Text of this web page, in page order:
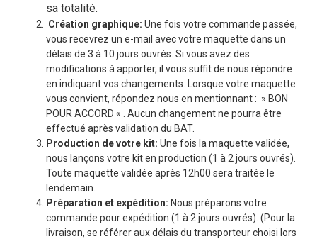
sa totalité.
Création graphique: Une fois votre commande passée,
vous recevrez un e-mail avec votre maquette dans un
délais de 3 à 10 jours ouvrés. Si vous avez des
modifications à apporter, il vous suffit de nous répondre
en indiquant vos changements. Lorsque votre maquette
vous convient, répondez nous en mentionnant : » BON
POUR ACCORD « . Aucun changement ne pourra être
effectué après validation du BAT.
Production de votre kit: Une fois la maquette validée,
nous lançons votre kit en production (1 à 2 jours ouvrés).
Toute maquette validée après 12h00 sera traitée le
lendemain.
Préparation et expédition: Nous préparons votre
commande pour expédition (1 à 2 jours ouvrés). (Pour la
livraison, se référer aux délais du transporteur choisi lors